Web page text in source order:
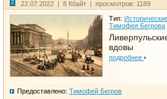
22.07.2022 | 8 Кбайт | просмотров: 1189
Тип:
Тимофея Бегрова
вдовы
подробнее
Предоставлено: Тимофей Бегров